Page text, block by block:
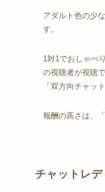
アダルト色の少
す。
1対1でおしゃべ
の視聴者が視聴
「双方向チャッ
報酬の高さは、
チャットレ